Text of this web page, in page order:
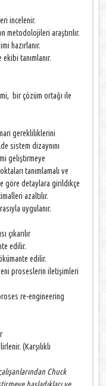
incelenir.
metodolojileri araştırılır.
hazırlanır.
tanımlanır.
bir çözüm ortağı ile
gerekliliklerini
sistem dizaynını
geliştirmeye
tanımlamalı ve
göre detaylara girildikçe
azaltılır.
uygulanır.
çıkarılır
edilir.
edilir.
proseslerin iletişimleri
re-engineering
(Karşılıklı
Chuck